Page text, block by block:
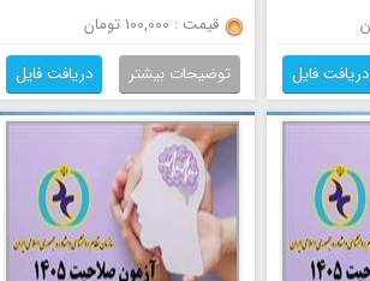
دریافت فایل
قیمت : 100,000 تومان
توضیحات بیشتر
دریافت فایل